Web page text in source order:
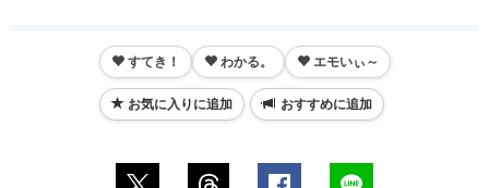
すてき！ わかる。 エモいぃ～
お気に入りに追加 おすすめに追加